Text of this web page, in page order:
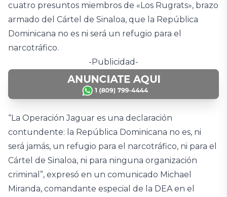
cuatro presuntos miembros de «Los Rugrats», brazo
armado del Cártel de Sinaloa, que la República
Dominicana no es ni será un refugio para el
narcotráfico.
-Publicidad-
“La Operación Jaguar es una declaración
contundente: la República Dominicana no es, ni
será jamás, un refugio para el narcotráfico, ni para el
Cártel de Sinaloa, ni para ninguna organización
criminal”, expresó en un comunicado Michael
Miranda, comandante especial de la DEA en el